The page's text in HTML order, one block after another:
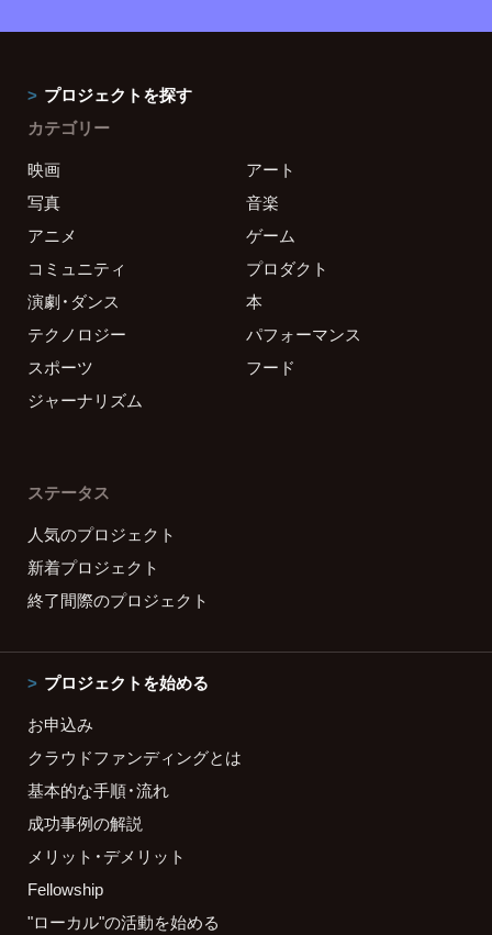
プロジェクトを探す
カテゴリー
映画
アート
写真
音楽
アニメ
ゲーム
コミュニティ
プロダクト
演劇・ダンス
本
テクノロジー
パフォーマンス
スポーツ
フード
ジャーナリズム
ステータス
人気のプロジェクト
新着プロジェクト
終了間際のプロジェクト
プロジェクトを始める
お申込み
クラウドファンディングとは
基本的な手順・流れ
成功事例の解説
メリット・デメリット
Fellowship
"ローカル"の活動を始める